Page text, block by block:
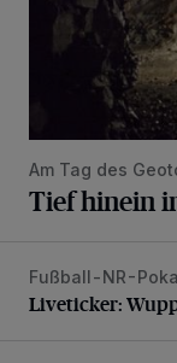
Am Tag des
Tief hinein
Liveticker:
Fußball-NR-
Liveticker: